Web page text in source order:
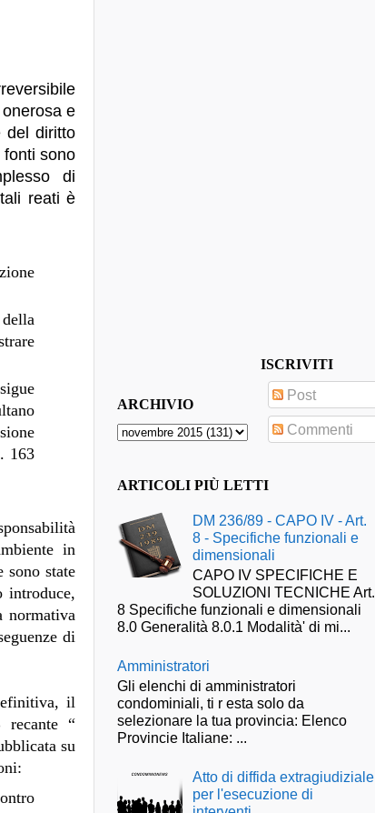
e
del diritto
fonti sono
di
reati è
163
in
sono state
introduce,
normativa
di
il
“
su
ARCHIVIO
ISCRIVITI
Post
Commenti
ARTICOLI PIÙ LETTI
DM 236/89 - CAPO IV - Art.
8 - Specifiche funzionali e
dimensionali
CAPO IV SPECIFICHE E
SOLUZIONI TECNICHE Art.
8 Specifiche funzionali e dimensionali
8.0 Generalità 8.0.1 Modalità' di mi...
Amministratori
Gli elenchi di amministratori
condominiali, ti r esta solo da
selezionare la tua provincia: Elenco
Provincie Italiane: ...
Atto di diffida extragiudiziale
per l'esecuzione di